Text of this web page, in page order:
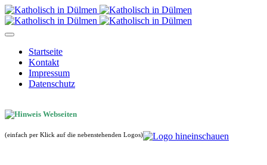
Startseite
Kontakt
Impressum
Datenschutz
(einfach per Klick auf die nebenstehenden Logos)